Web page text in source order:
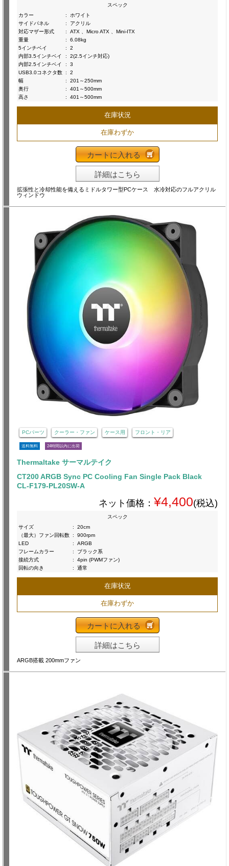
スペック
カラー
:
ホワイト
サイドパネル
:
アクリル
対応マザー形式
:
ATX 、Micro ATX 、Mini-ITX
重量
:
6.08kg
5インチベイ
:
2
内部3.5インチベイ
:
2(2.5インチ対応)
内部2.5インチベイ
:
3
USB3.0コネクタ数 :
2
幅
:
201～250mm
奥行
:
401～500mm
高さ
: 401～500mm
在庫状況
在庫わずか
カートに入れる
詳細はこちら
拡張性と冷却性能を備えるミドルタワー型PCケース 水冷対応のフルアクリル
ウィンドウ
PCパーツ クーラー・ファン ケース用 フロント・リア
送料無料 24時間以内に出荷
Thermaltake サーマルテイク
CT200 ARGB Sync PC Cooling Fan Single Pack Black
CL-F179-PL20SW-A
ネット価格： ¥4,400(税込)
スペック
サイズ
:
20cm
（最大）ファン回転数 :
900rpm
LED
:
ARGB
フレームカラー
:
ブラック系
接続方式
:
4pin (PWMファン)
回転の向き
: 通常
在庫状況
在庫わずか
カートに入れる
詳細はこちら
ARGB搭載 200mmファン